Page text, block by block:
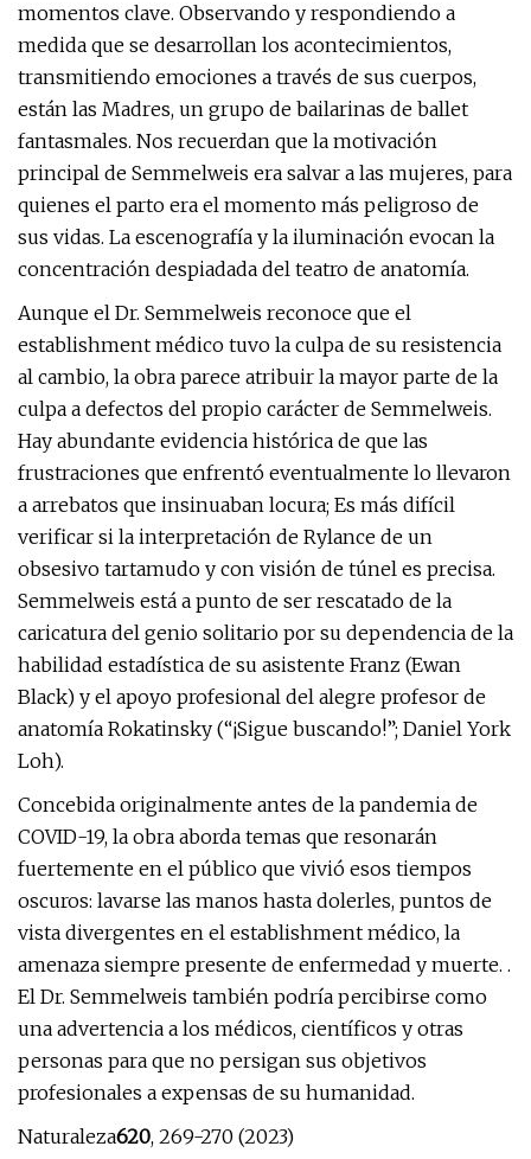
momentos clave. Observando y respondiendo a
medida que se desarrollan los acontecimientos,
transmitiendo emociones a través de sus cuerpos,
están las Madres, un grupo de bailarinas de ballet
fantasmales. Nos recuerdan que la motivación
principal de Semmelweis era salvar a las mujeres, para
quienes el parto era el momento más peligroso de
sus vidas. La escenografía y la iluminación evocan la
concentración despiadada del teatro de anatomía.
Aunque el Dr. Semmelweis reconoce que el
establishment médico tuvo la culpa de su resistencia
al cambio, la obra parece atribuir la mayor parte de la
culpa a defectos del propio carácter de Semmelweis.
Hay abundante evidencia histórica de que las
frustraciones que enfrentó eventualmente lo llevaron
a arrebatos que insinuaban locura; Es más difícil
verificar si la interpretación de Rylance de un
obsesivo tartamudo y con visión de túnel es precisa.
Semmelweis está a punto de ser rescatado de la
caricatura del genio solitario por su dependencia de la
habilidad estadística de su asistente Franz (Ewan
Black) y el apoyo profesional del alegre profesor de
anatomía Rokatinsky (“¡Sigue buscando!”; Daniel York
Loh).
Concebida originalmente antes de la pandemia de
COVID-19, la obra aborda temas que resonarán
fuertemente en el público que vivió esos tiempos
oscuros: lavarse las manos hasta dolerles, puntos de
vista divergentes en el establishment médico, la
amenaza siempre presente de enfermedad y muerte. .
El Dr. Semmelweis también podría percibirse como
una advertencia a los médicos, científicos y otras
personas para que no persigan sus objetivos
profesionales a expensas de su humanidad.
Naturaleza620, 269-270 (2023)